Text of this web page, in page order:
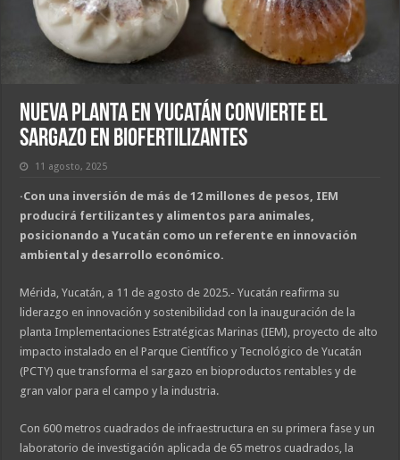
Nueva planta en Yucatán convierte el
sargazo en biofertilizantes
11 agosto, 2025
·Con una inversión de más de 12 millones de pesos, IEM
producirá fertilizantes y alimentos para animales,
posicionando a Yucatán como un referente en innovación
ambiental y desarrollo económico.
Mérida, Yucatán, a 11 de agosto de 2025.- Yucatán reafirma su
liderazgo en innovación y sostenibilidad con la inauguración de la
planta Implementaciones Estratégicas Marinas (IEM), proyecto de alto
impacto instalado en el Parque Científico y Tecnológico de Yucatán
(PCTY) que transforma el sargazo en bioproductos rentables y de
gran valor para el campo y la industria.
Con 600 metros cuadrados de infraestructura en su primera fase y un
laboratorio de investigación aplicada de 65 metros cuadrados, la